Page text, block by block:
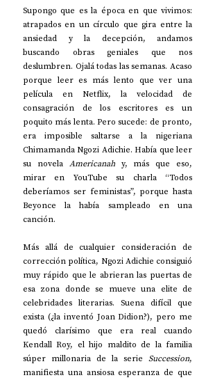
Supongo que es la época en que vivimos:
atrapados en un círculo que gira entre la
ansiedad y la decepción, andamos
buscando obras geniales que nos
deslumbren. Ojalá todas las semanas. Acaso
porque leer es más lento que ver una
película en Netflix, la velocidad de
consagración de los escritores es un
poquito más lenta. Pero sucede: de pronto,
era imposible saltarse a la nigeriana
Chimamanda Ngozi Adichie. Había que leer
su novela Americanah y, más que eso,
mirar en YouTube su charla “Todos
deberíamos ser feministas”, porque hasta
Beyonce la había sampleado en una
canción.
Más allá de cualquier consideración de
corrección política, Ngozi Adichie consiguió
muy rápido que le abrieran las puertas de
esa zona donde se mueve una elite de
celebridades literarias. Suena difícil que
exista (¿la inventó Joan Didion?), pero me
quedó clarísimo que era real cuando
Kendall Roy, el hijo maldito de la familia
súper millonaria de la serie Succession,
manifiesta una ansiosa esperanza de que